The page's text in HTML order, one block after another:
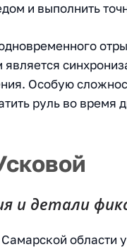
и выполнить
Особую
руль во время
и детали
области